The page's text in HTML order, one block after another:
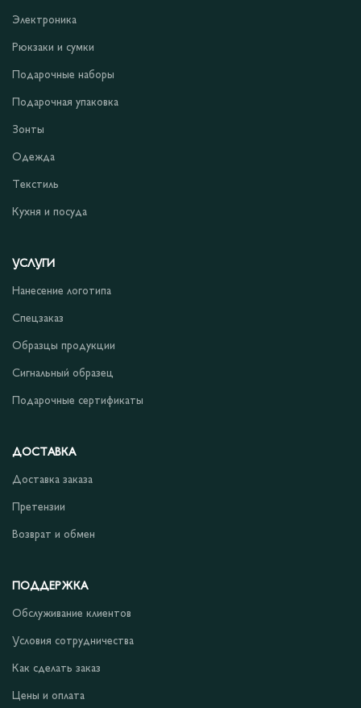
Электроника
Рюкзаки и сумки
Подарочные наборы
Подарочная упаковка
Зонты
Одежда
Текстиль
Кухня и посуда
УСЛУГИ
Нанесение логотипа
Спецзаказ
Образцы продукции
Сигнальный образец
Подарочные сертификаты
ДОСТАВКА
Доставка заказа
Претензии
Возврат и обмен
ПОДДЕРЖКА
Обслуживание клиентов
Условия сотрудничества
Как сделать заказ
Цены и оплата